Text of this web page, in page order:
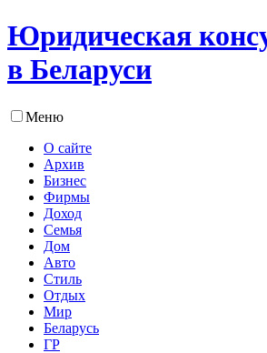
Юридическая
в Беларуси
Меню
О сайте
Архив
Бизнес
Фирмы
Доход
Семья
Дом
Авто
Стиль
Отдых
Мир
Беларусь
ГР